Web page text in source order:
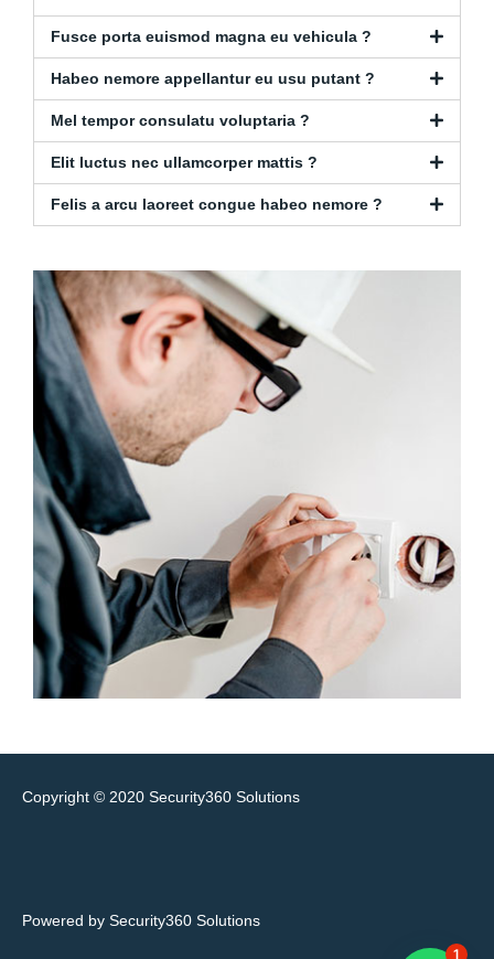
Fusce porta euismod magna eu vehicula ?
Habeo nemore appellantur eu usu putant ?
Mel tempor consulatu voluptaria ?
Elit luctus nec ullamcorper mattis ?
Felis a arcu laoreet congue habeo nemore ?
Copyright © 2020 Security360 Solutions
Powered by Security360 Solutions
1